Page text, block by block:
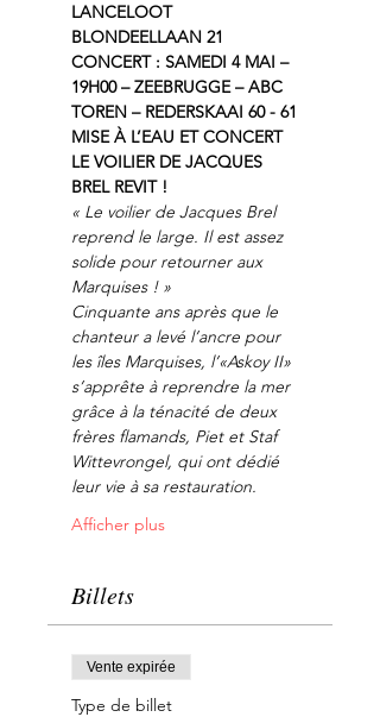
LANCELOOT
BLONDEELLAAN 21
CONCERT : SAMEDI 4 MAI –
19H00 – ZEEBRUGGE – ABC
TOREN – REDERSKAAI 60 - 61
MISE À L’EAU ET CONCERT
LE VOILIER DE JACQUES
BREL REVIT !
« Le voilier de Jacques Brel
reprend le large. Il est assez
solide pour retourner aux
Marquises ! »
Cinquante ans après que le
chanteur a levé l’ancre pour
les îles Marquises, l’«Askoy II»
s’apprête à reprendre la mer
grâce à la ténacité de deux
frères flamands, Piet et Staf
Wittevrongel, qui ont dédié
leur vie à sa restauration.
Afficher plus
Billets
Vente expirée
Type de billet